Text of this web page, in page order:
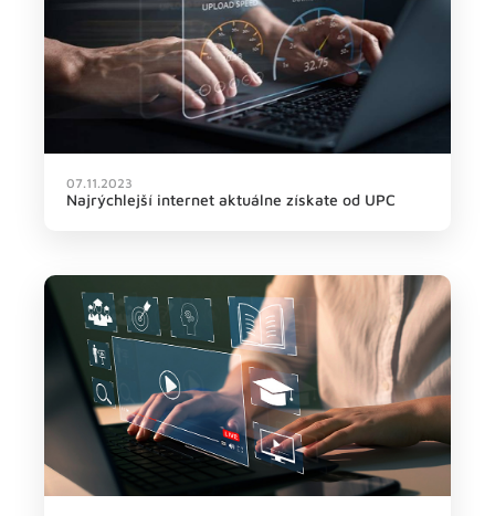
07.11.2023
Najrýchlejší internet aktuálne získate od UPC